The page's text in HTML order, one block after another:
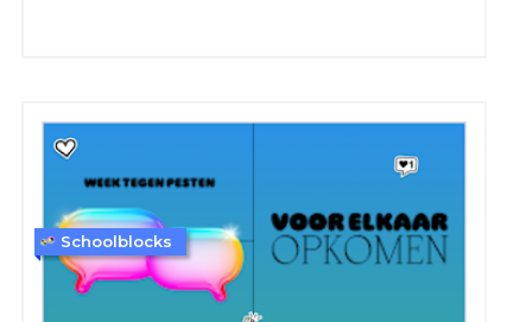
Schoolblocks